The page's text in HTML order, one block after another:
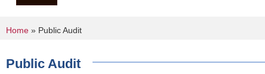
You are here
Home » Public Audit
Public Audit